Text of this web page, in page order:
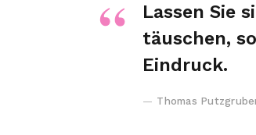
Lassen Sie
täuschen,
Eindruck.
Thomas